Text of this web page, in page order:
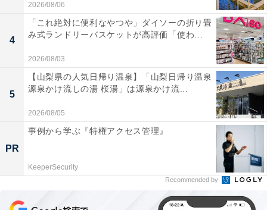
詳細情報
商品名
モンチッチ マーカーアクセサリー
メーカー
アイピーフォー
発売日
2026年6月
2026/08/06
4
「これ絶対に便利なやつや」ダイソーの折り畳
み式ランドリーバスケットが高評価「使わ...
2026/08/03
5
【山梨県の人気日帰り温泉】「山梨日帰り温泉
源泉かけ流しの湯 桜湯」は源泉かけ流...
2026/08/05
PR
事例から学ぶ『特権アクセス管理』
KeeperSecurity
Recommended by